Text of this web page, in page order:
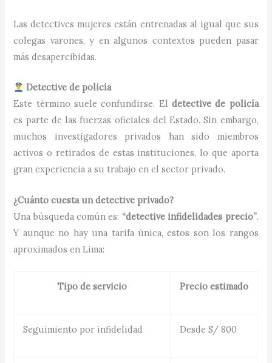
Las detectives mujeres están entrenadas al igual que sus
colegas varones, y en algunos contextos pueden pasar
más desapercibidas.
Detective de policía
Este término suele confundirse. El detective de policía
es parte de las fuerzas oficiales del Estado. Sin embargo,
muchos investigadores privados han sido miembros
activos o retirados de estas instituciones, lo que aporta
gran experiencia a su trabajo en el sector privado.
¿Cuánto cuesta un detective privado?
Una búsqueda común es: “detective infidelidades precio”.
Y aunque no hay una tarifa única, estos son los rangos
aproximados en Lima:
Tipo de servicio Precio estimado
Seguimiento por infidelidad Desde S/ 800